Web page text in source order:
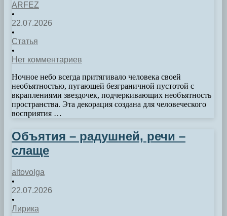
ARFEZ
•
22.07.2026
•
Статья
•
Нет комментариев
Ночное небо всегда притягивало человека своей
необъятностью, пугающей безграничной пустотой с
вкраплениями звездочек, подчеркивающих необъятность
пространства. Эта декорация создана для человеческого
восприятия …
Объятия – радушней, речи –
слаще
altovolga
•
22.07.2026
•
Лирика